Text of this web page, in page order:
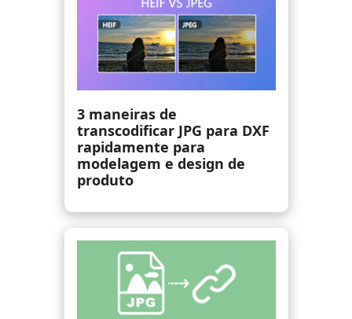
Converta HEVC em JPG e
extraia imagens JPG de
vídeos HEVC